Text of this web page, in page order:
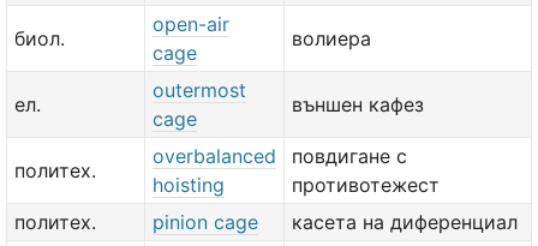
биол.
open-air
cage
волиера
ел.
outermost
cage
външен кафез
политех.
overbalanced
hoisting
повдигане с
противотежест
политех.
pinion cage касета на диференциал